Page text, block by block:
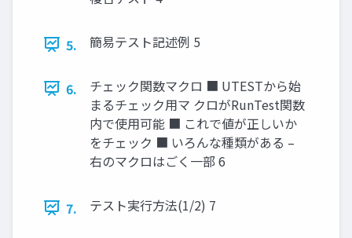
5. 簡易テスト記述例 5
6.
チェック関数マクロ ■ UTESTから始
まるチェック用マ クロがRunTest関数
内で使用可能 ■ これで値が正しいか
をチェック ■ いろんな種類がある –
右のマクロはごく一部 6
7. テスト実行方法(1/2) 7